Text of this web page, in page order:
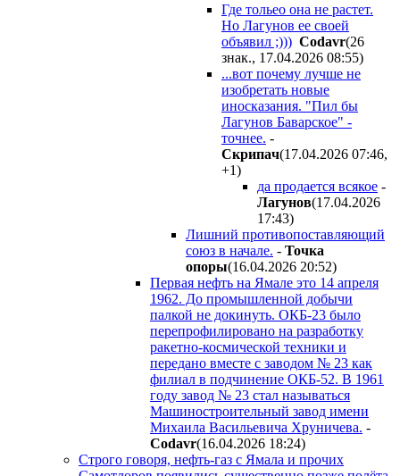
Где тольео она не растет.
Но Лагунов ее своей
объявил ;))) Codavr(26
знак., 17.04.2026 08:55)
...вот почему лучше не
изобретать новые
иносказания. "Пил бы
Лагунов Баварское" -
точнее. -
Cкpипaч(17.04.2026 07:46,
+1)
да продается всякое -
Лaгyнoв(17.04.2026
17:43)
Лишний противопоставляющий
союз в начале. - Toчкa
oпopы(16.04.2026 20:52)
Первая нефть на Ямале это 14 апреля
1962. До промышленной добычи
палкой не докинуть. ОКБ-23 было
перепрофилировано на разработку
ракетно-космической техники и
передано вместе с заводом № 23 как
филиал в подчинение ОКБ-52. В 1961
году завод № 23 стал называться
Машиностроительный завод имени
Михаила Васильевича Хруничева. -
Codavr(16.04.2026 18:24)
Строго говоря, нефть-газ с Ямала и прочих